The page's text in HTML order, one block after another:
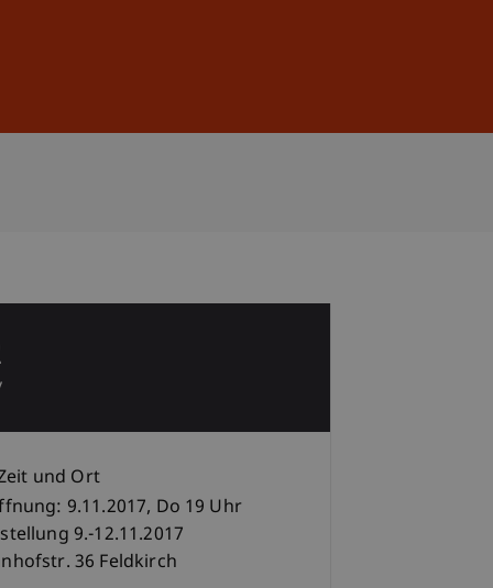
und Ort
9.11.2017, Do 19 Uhr
9.-12.11.2017
36 Feldkirch